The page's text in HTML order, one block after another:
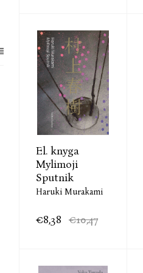
El. knyga
Mylimoji
Sputnik
Haruki Murakami
€8,38 €10,47